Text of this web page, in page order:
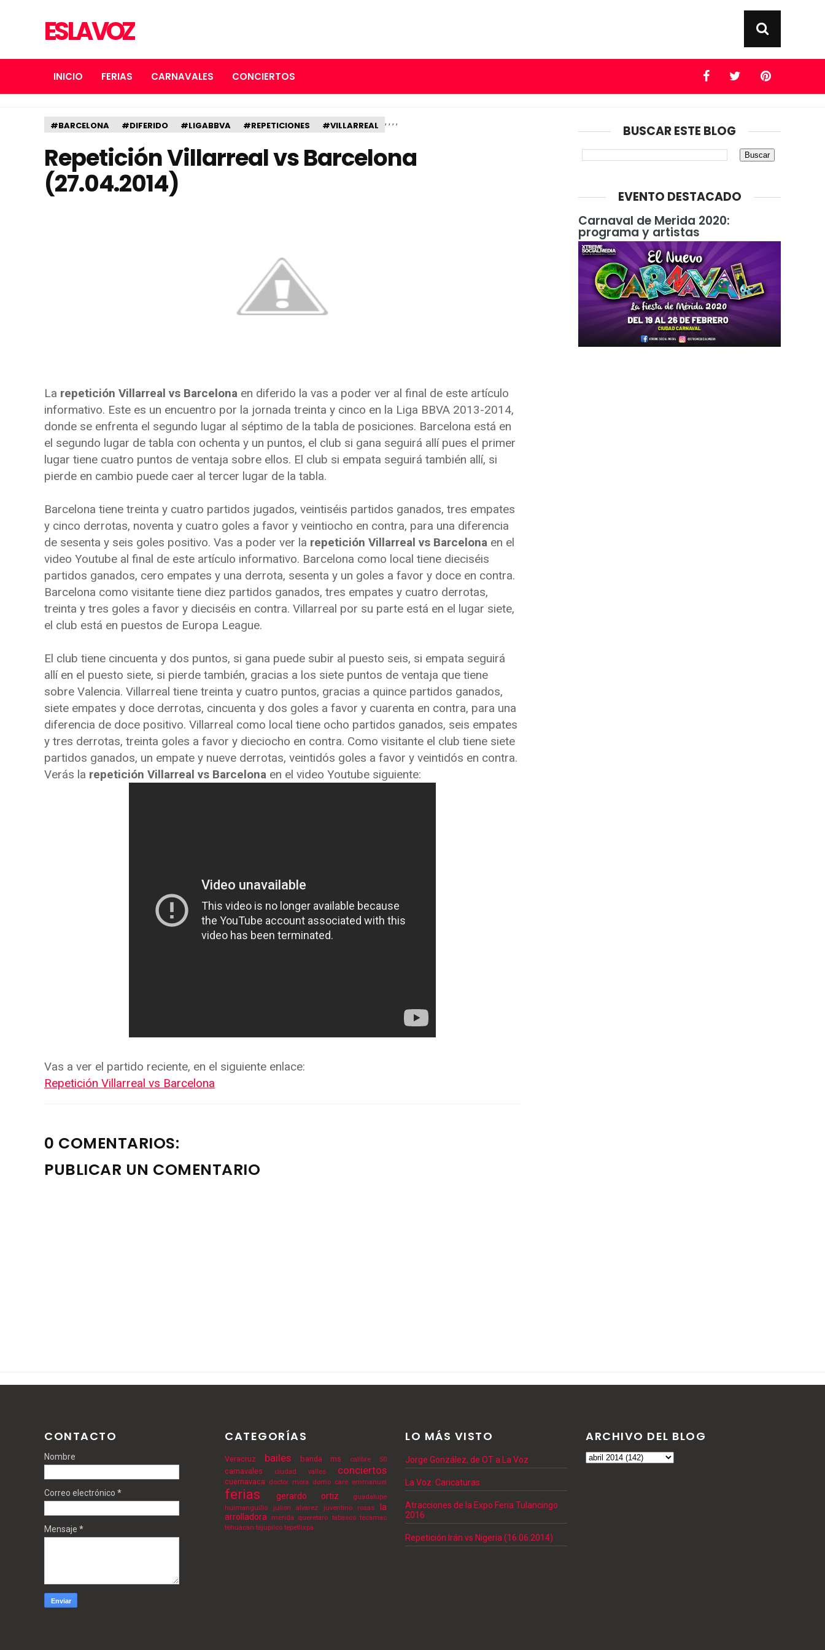
ES LA VOZ
INICIO FERIAS CARNAVALES CONCIERTOS
#BARCELONA ,
#DIFERIDO ,
#LIGABBVA ,
#REPETICIONES ,
#VILLARREAL
Repetición Villarreal vs Barcelona
(27.04.2014)
La repetición Villarreal vs Barcelona en diferido la vas a poder ver al final de este artículo
informativo. Este es un encuentro por la jornada treinta y cinco en la Liga BBVA 2013-2014,
donde se enfrenta el segundo lugar al séptimo de la tabla de posiciones. Barcelona está en
el segundo lugar de tabla con ochenta y un puntos, el club si gana seguirá allí pues el primer
lugar tiene cuatro puntos de ventaja sobre ellos. El club si empata seguirá también allí, si
pierde en cambio puede caer al tercer lugar de la tabla.
Barcelona tiene treinta y cuatro partidos jugados, veintiséis partidos ganados, tres empates
y cinco derrotas, noventa y cuatro goles a favor y veintiocho en contra, para una diferencia
de sesenta y seis goles positivo. Vas a poder ver la repetición Villarreal vs Barcelona en el
video Youtube al final de este artículo informativo. Barcelona como local tiene dieciséis
partidos ganados, cero empates y una derrota, sesenta y un goles a favor y doce en contra.
Barcelona como visitante tiene diez partidos ganados, tres empates y cuatro derrotas,
treinta y tres goles a favor y dieciséis en contra. Villarreal por su parte está en el lugar siete,
el club está en puestos de Europa League.
El club tiene cincuenta y dos puntos, si gana puede subir al puesto seis, si empata seguirá
allí en el puesto siete, si pierde también, gracias a los siete puntos de ventaja que tiene
sobre Valencia. Villarreal tiene treinta y cuatro puntos, gracias a quince partidos ganados,
siete empates y doce derrotas, cincuenta y dos goles a favor y cuarenta en contra, para una
diferencia de doce positivo. Villarreal como local tiene ocho partidos ganados, seis empates
y tres derrotas, treinta goles a favor y dieciocho en contra. Como visitante el club tiene siete
partidos ganados, un empate y nueve derrotas, veintidós goles a favor y veintidós en contra.
Verás la repetición Villarreal vs Barcelona en el video Youtube siguiente:
Vas a ver el partido reciente, en el siguiente enlace:
Repetición Villarreal vs Barcelona
0 COMENTARIOS:
PUBLICAR UN COMENTARIO
BUSCAR ESTE BLOG
EVENTO DESTACADO
Carnaval de Merida 2020:
programa y artistas
CONTACTO
Nombre
Correo electrónico *
Mensaje *
CATEGORÍAS
Veracruz bailes banda ms calibre 50
carnavales ciudad valles conciertos
cuernavaca doctor mora domo care emmanuel
ferias gerardo ortiz
guadalupe
huimanguillo
julion alvarez juventino rosas
la
arrolladora
merida queretaro tabasco tecamac
tehuacan tejupilco tepetlixpa
LO MÁS VISTO
Jorge González, de OT a La Voz
La Voz: Caricaturas
Atracciones de la Expo Feria Tulancingo
2016
Repetición Irán vs Nigeria (16.06.2014)
ARCHIVO DEL BLOG